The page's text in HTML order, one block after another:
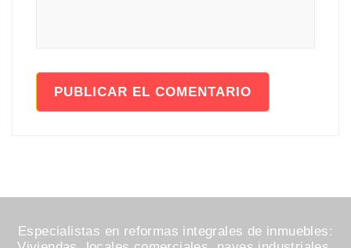
Especialistas en reformas integrales de inmuebles: